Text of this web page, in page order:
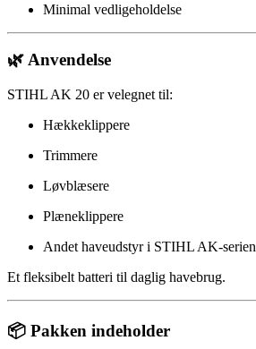
Minimal vedligeholdelse
🌿 Anvendelse
STIHL AK 20 er velegnet til:
Hækkeklippere
Trimmere
Løvblæsere
Plæneklippere
Andet haveudstyr i STIHL AK-serien
Et fleksibelt batteri til daglig havebrug.
📦 Pakken indeholder